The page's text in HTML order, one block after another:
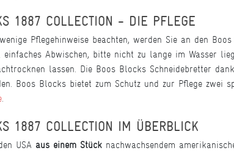
1887 COLLECTION - DIE PFLEGE
Pflegehinweise beachten, werden Sie an den
einfaches Abwischen, bitte nicht zu lange im Wasser
lassen. Die Boos Blocks Schneidebretter
Boos Blocks bietet zum Schutz und zur Pflege zwei
.
1887 COLLECTION IM ÜBERBLICK
USA aus einem Stück nachwachsendem